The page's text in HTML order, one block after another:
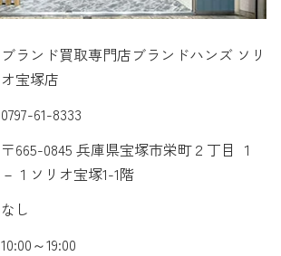
ブランド買取専門店ブランドハンズ ソリ
オ宝塚店
0797-61-8333
〒665-0845 兵庫県宝塚市栄町２丁目 １
－１ソリオ宝塚1-1階
なし
10:00～19:00